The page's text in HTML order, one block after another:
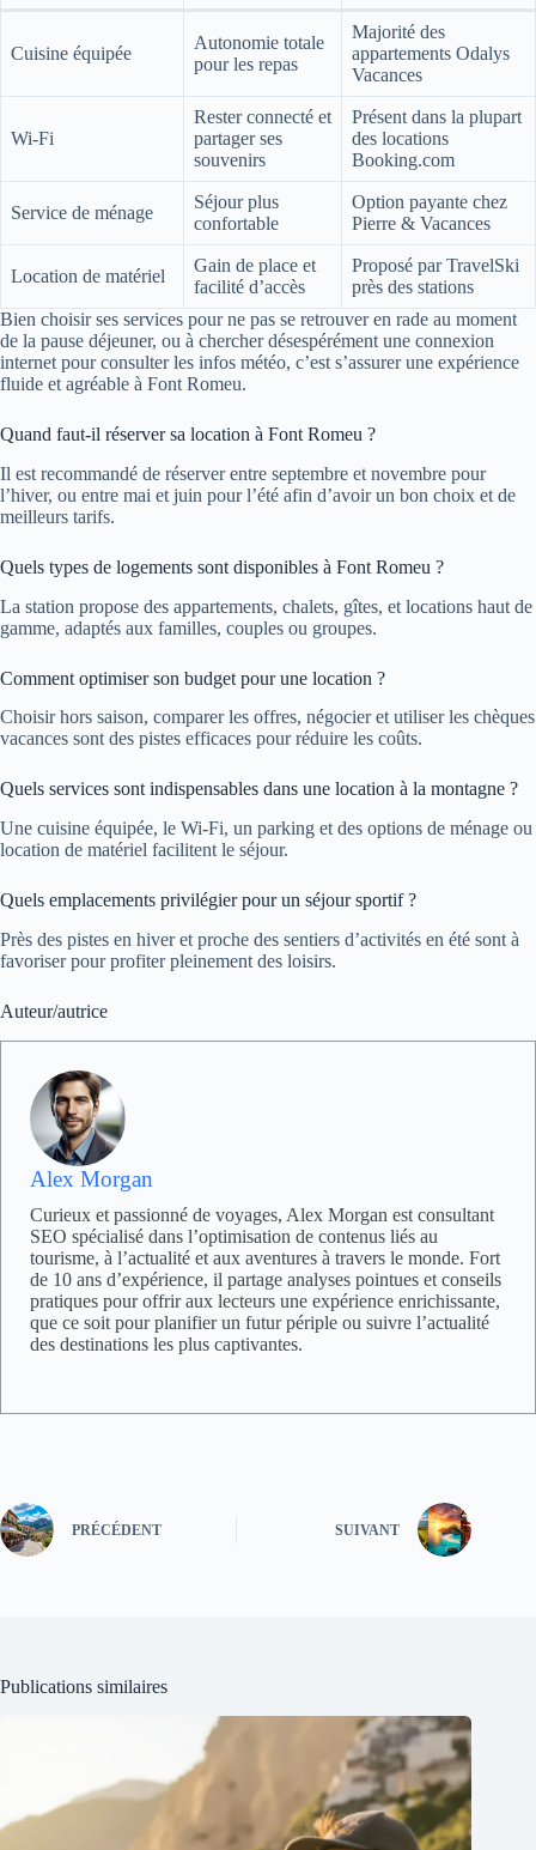
Cuisine équipée
Autonomie totale
pour les repas
Majorité des
appartements Odalys
Vacances
Wi-Fi
Rester connecté et
partager ses
souvenirs
Présent dans la plupart
des locations
Booking.com
Service de ménage
Séjour plus
confortable
Option payante chez
Pierre & Vacances
Location de matériel
Gain de place et
facilité d’accès
Proposé par TravelSki
près des stations
Bien choisir ses services pour ne pas se retrouver en rade au moment
de la pause déjeuner, ou à chercher désespérément une connexion
internet pour consulter les infos météo, c’est s’assurer une expérience
fluide et agréable à Font Romeu.
Quand faut-il réserver sa location à Font Romeu ?
Il est recommandé de réserver entre septembre et novembre pour
l’hiver, ou entre mai et juin pour l’été afin d’avoir un bon choix et de
meilleurs tarifs.
Quels types de logements sont disponibles à Font Romeu ?
La station propose des appartements, chalets, gîtes, et locations haut de
gamme, adaptés aux familles, couples ou groupes.
Comment optimiser son budget pour une location ?
Choisir hors saison, comparer les offres, négocier et utiliser les chèques
vacances sont des pistes efficaces pour réduire les coûts.
Quels services sont indispensables dans une location à la montagne ?
Une cuisine équipée, le Wi-Fi, un parking et des options de ménage ou
location de matériel facilitent le séjour.
Quels emplacements privilégier pour un séjour sportif ?
Près des pistes en hiver et proche des sentiers d’activités en été sont à
favoriser pour profiter pleinement des loisirs.
Auteur/autrice
Alex Morgan
Curieux et passionné de voyages, Alex Morgan est consultant
SEO spécialisé dans l’optimisation de contenus liés au
tourisme, à l’actualité et aux aventures à travers le monde. Fort
de 10 ans d’expérience, il partage analyses pointues et conseils
pratiques pour offrir aux lecteurs une expérience enrichissante,
que ce soit pour planifier un futur périple ou suivre l’actualité
des destinations les plus captivantes.
PRÉCÉDENT SUIVANT
Publications similaires